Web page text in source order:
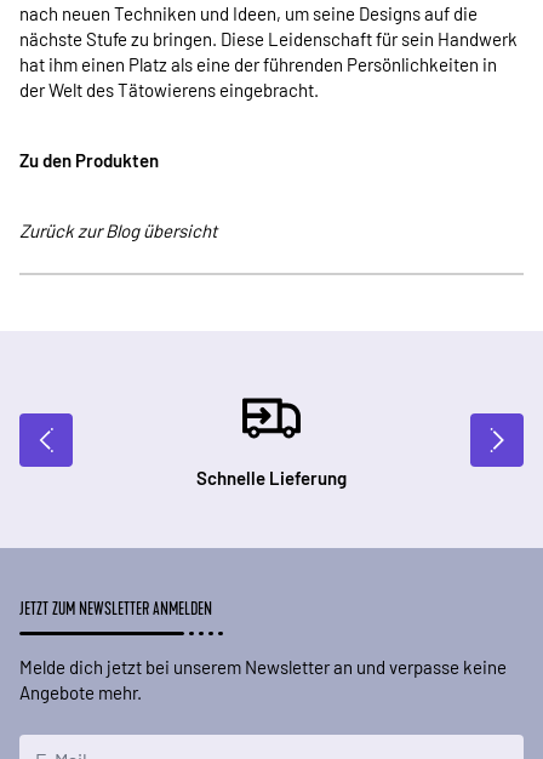
nach neuen Techniken und Ideen, um seine Designs auf die
nächste Stufe zu bringen. Diese Leidenschaft für sein Handwerk
hat ihm einen Platz als eine der führenden Persönlichkeiten in
der Welt des Tätowierens eingebracht.
Zu den Produkten
Zurück zur Blog übersicht
Schnelle Lieferung
JETZT ZUM NEWSLETTER ANMELDEN
Melde dich jetzt bei unserem Newsletter an und verpasse keine
Angebote mehr.